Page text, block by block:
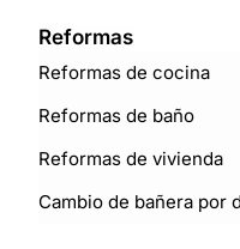
Reformas
Reformas de cocina
Reformas de baño
Reformas de vivienda
Cambio de bañera por